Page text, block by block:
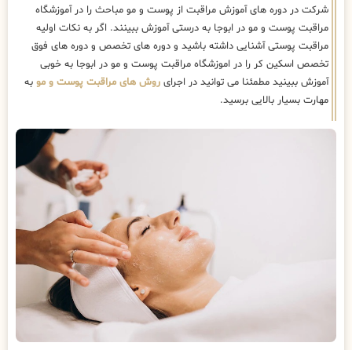
شرکت در دوره های آموزش مراقبت از پوست و مو مباحث را در آموزشگاه
مراقبت پوست و مو در ابوجا به درستی آموزش ببینند. اگر به نکات اولیه
مراقبت پوستی آشنایی داشته باشید و دوره های تخصص و دوره های فوق
تخصص اسکین کر را در اموزشگاه مراقبت پوست و مو در ابوجا به خوبی
آموزش ببینید مطمئنا می توانید در اجرای روش های مراقبت پوست و مو به
مهارت بسیار بالایی برسید.